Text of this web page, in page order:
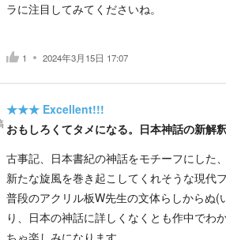
ラに注目してみてくださいね。
1 2024年3月15日 17:07
★★★ Excellent!!!
おもしろくてタメになる。日本神話の新解
古事記、日本書紀の神話をモチーフにした
新たな旋風を巻き起こしてくれそうな現代
普段のアクリル板W先生の文体らしからぬ
り、日本の神話に詳しくなくとも作中でわ
ちゃ楽しみになります。